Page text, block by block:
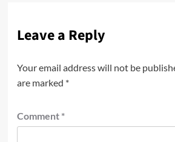
Leave a Reply
Your email address will not be
are marked *
Comment *